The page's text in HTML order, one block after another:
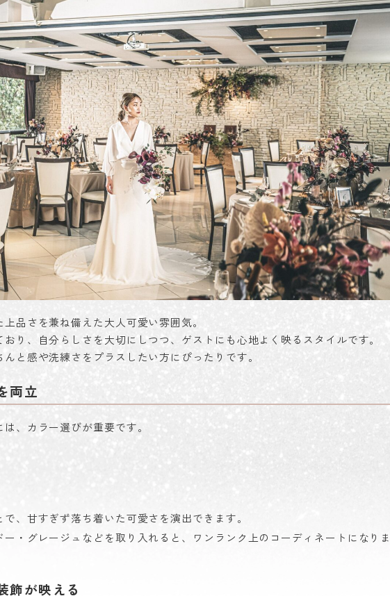
品さを兼ね備えた大人可愛い雰囲気。
り、自分らしさを大切にしつつ、ゲストにも心地よく映るスタイルです。
と感や洗練さをプラスしたい方にぴったりです。
両立
、カラー選びが重要です。
、甘すぎず落ち着いた可愛さを演出できます。
・グレージュなどを取り入れると、ワンランク上のコーディネートになり
飾が映える